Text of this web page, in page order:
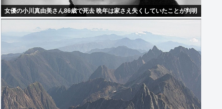
女優の小川真由美さん86歳で死去 晩年は家さえ失くしていたことが判明